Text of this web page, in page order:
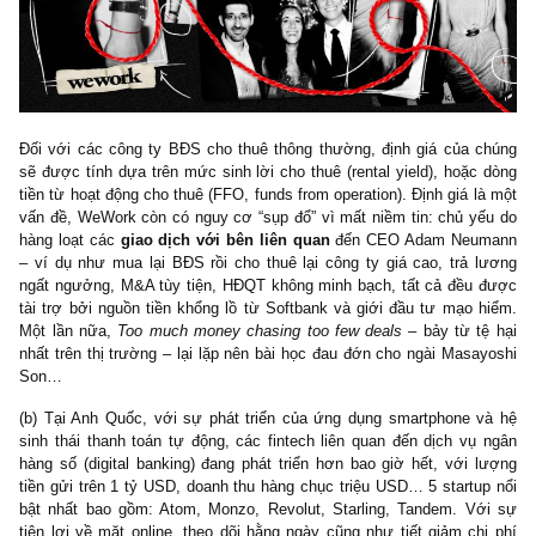
differentđã và sẽ luôn là bốn từ đắt giá nhất (b)
“ngân hàng số” tại Anh Quốc đang nóng hơn bao
(c) Xu hướng “super-app” không chỉ diễn ra ở ĐNA
ở nhiều châu lục khác.
cho thuê lại B2C với giá lẻ, ấy vậy mà WeWork được cho là
lân công nghệ (?), và được định giá gấp hơn 26 lần doanh thu
chấp mô hình kinh doanh thua lỗ nghiêm trọng mà không có
lợi thế hay bí quyết công nghệ nào!